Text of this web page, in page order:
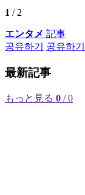
1 / 2
エンタメ 記事
공유하기
공유하기
最新記事
もっと見る 0 / 0